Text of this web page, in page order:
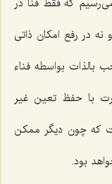
در رفع امكان ذاتى
بالذات بواسطه فناء
با حفظ تعین غیر
كه چون دیگر ممكن
بود.